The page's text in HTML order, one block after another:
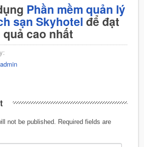
Phần mềm quản lý
sạn Skyhotel để đạt
quả cao nhất
admin
not be published.
Required fields are